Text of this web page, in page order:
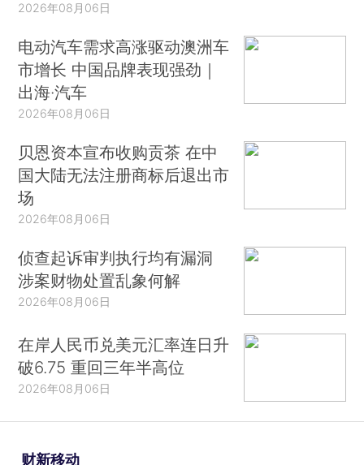
2026年08月06日
电动汽车需求高涨驱动澳洲车
市增长 中国品牌表现强劲｜
出海·汽车
2026年08月06日
贝恩资本宣布收购贡茶 在中
国大陆无法注册商标后退出市
场
2026年08月06日
侦查起诉审判执行均有漏洞
涉案财物处置乱象何解
2026年08月06日
在岸人民币兑美元汇率连日升
破6.75 重回三年半高位
2026年08月06日
财新移动